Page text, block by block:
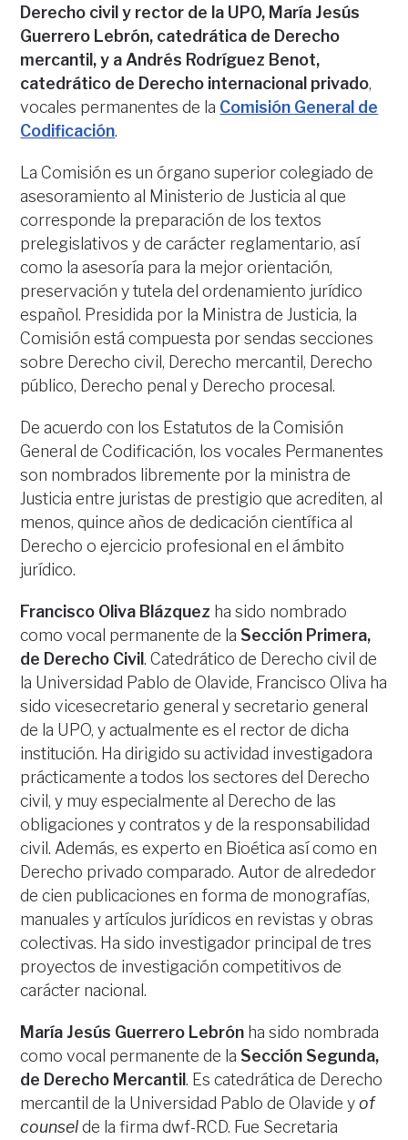
Derecho civil y rector de la UPO, María Jesús
Guerrero Lebrón, catedrática de Derecho
mercantil, y a Andrés Rodríguez Benot,
catedrático de Derecho internacional privado,
vocales permanentes de la Comisión General de
Codificación.
La Comisión es un órgano superior colegiado de
asesoramiento al Ministerio de Justicia al que
corresponde la preparación de los textos
prelegislativos y de carácter reglamentario, así
como la asesoría para la mejor orientación,
preservación y tutela del ordenamiento jurídico
español. Presidida por la Ministra de Justicia, la
Comisión está compuesta por sendas secciones
sobre Derecho civil, Derecho mercantil, Derecho
público, Derecho penal y Derecho procesal.
De acuerdo con los Estatutos de la Comisión
General de Codificación, los vocales Permanentes
son nombrados libremente por la ministra de
Justicia entre juristas de prestigio que acrediten, al
menos, quince años de dedicación científica al
Derecho o ejercicio profesional en el ámbito
jurídico.
Francisco Oliva Blázquez ha sido nombrado
como vocal permanente de la Sección Primera,
de Derecho Civil. Catedrático de Derecho civil de
la Universidad Pablo de Olavide, Francisco Oliva ha
sido vicesecretario general y secretario general
de la UPO, y actualmente es el rector de dicha
institución. Ha dirigido su actividad investigadora
prácticamente a todos los sectores del Derecho
civil, y muy especialmente al Derecho de las
obligaciones y contratos y de la responsabilidad
civil. Además, es experto en Bioética así como en
Derecho privado comparado. Autor de alrededor
de cien publicaciones en forma de monografías,
manuales y artículos jurídicos en revistas y obras
colectivas. Ha sido investigador principal de tres
proyectos de investigación competitivos de
carácter nacional.
María Jesús Guerrero Lebrón ha sido nombrada
como vocal permanente de la Sección Segunda,
de Derecho Mercantil. Es catedrática de Derecho
mercantil de la Universidad Pablo de Olavide yof
counselde la firma dwf-RCD. Fue Secretaria